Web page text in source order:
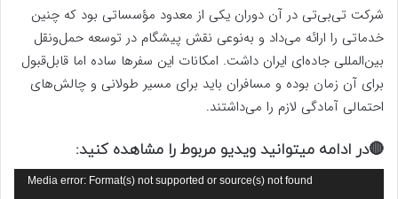
شرکت تی‌بی‌تی در آن دوران یکی از معدود مؤسساتی بود که چنین
خدماتی را ارائه می‌داد و به‌نوعی نقش پیشگام در توسعه حمل‌ونقل
بین‌المللی جاده‌ای ایران داشت. امکانات این سفرها ساده اما قابل‌قبول
برای آن زمان بوده و مسافران باید برای مسیر طولانی و چالش‌های
احتمالی آمادگی لازم را می‌داشتند.
🔴در ادامه میتوانید ویدیو مربوط را مشاهده کنید:
Media error: Format(s) not supported or source(s) not found